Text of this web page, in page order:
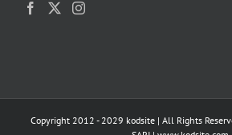
Copyright 2012 - 2029 kodsite | All Rights